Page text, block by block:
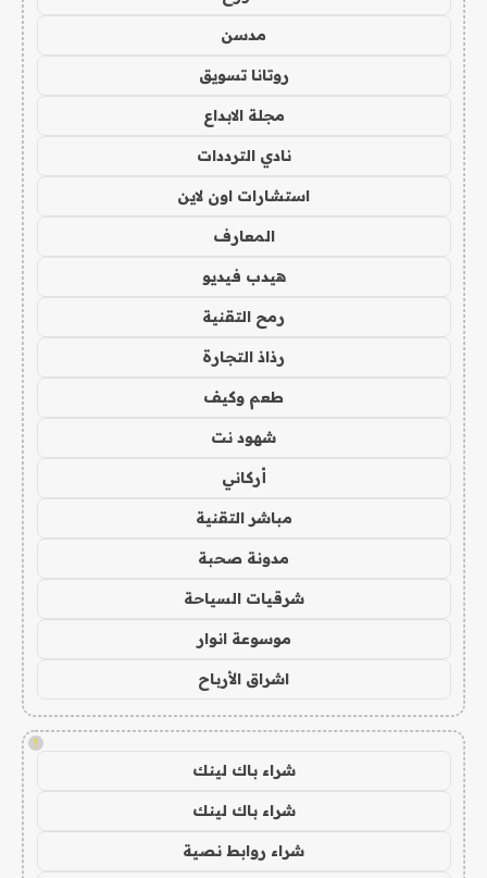
مدسن
روتانا تسويق
مجلة الابداع
نادي الترددات
استشارات اون لاين
المعارف
هيدب فيديو
رمح التقنية
رذاذ التجارة
طعم وكيف
شهود نت
أركاني
مباشر التقنية
مدونة صحبة
شرقيات السياحة
موسوعة انوار
اشراق الأرباح
!
شراء باك لينك
شراء باك لينك
شراء روابط نصية